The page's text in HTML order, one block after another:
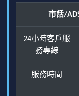
市話/
24小時客戶服
務專線
服務時間